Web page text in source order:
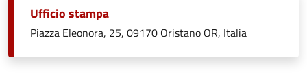
Ufficio stampa
Piazza Eleonora, 25, 09170 Oristano OR, Italia